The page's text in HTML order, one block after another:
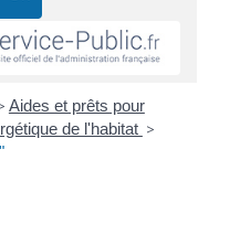
Aides et prêts pour
de l'habitat >